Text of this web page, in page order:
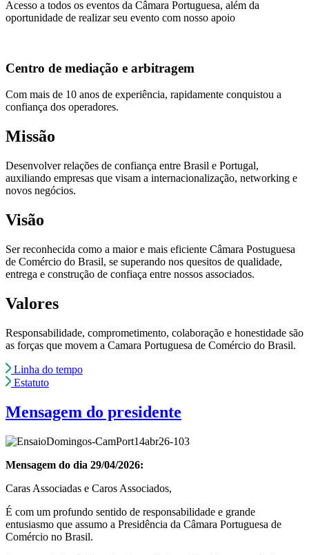
Acesso a todos os eventos da Câmara Portuguesa, além da
oportunidade de realizar seu evento com nosso apoio
Centro de mediação e arbitragem
Com mais de 10 anos de experiência, rapidamente conquistou a
confiança dos operadores.
Missão
Desenvolver relações de confiança entre Brasil e Portugal,
auxiliando empresas que visam a internacionalização, networking e
novos negócios.
Visão
Ser reconhecida como a maior e mais eficiente Câmara Postuguesa
de Comércio do Brasil, se superando nos quesitos de qualidade,
entrega e construção de confiaça entre nossos associados.
Valores
Responsabilidade, comprometimento, colaboração e honestidade são
as forças que movem a Camara Portuguesa de Comércio do Brasil.
Linha do tempo
Estatuto
Mensagem do presidente
Mensagem do dia 29/04/2026:
Caras Associadas e Caros Associados,
É com um profundo sentido de responsabilidade e grande
entusiasmo que assumo a Presidência da Câmara Portuguesa de
Comércio no Brasil.